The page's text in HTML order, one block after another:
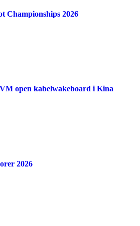
Championships 2026
open kabelwakeboard i Kina
2026